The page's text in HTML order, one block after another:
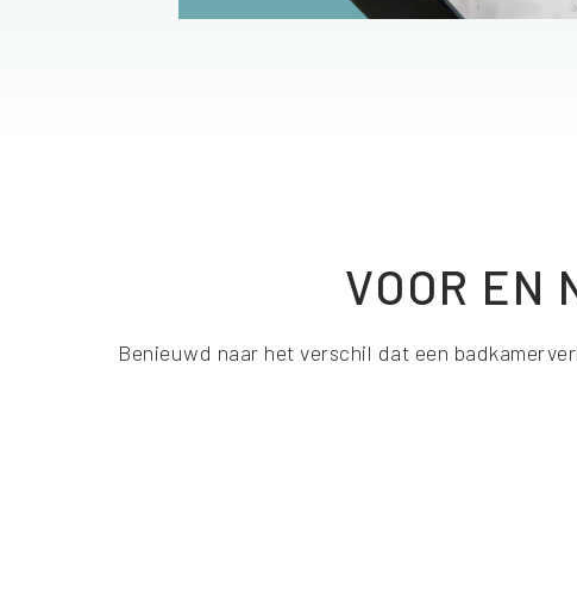
VOOR EN
Benieuwd naar het verschil dat een